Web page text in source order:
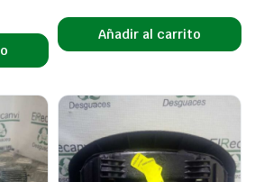
Añadir al carrito